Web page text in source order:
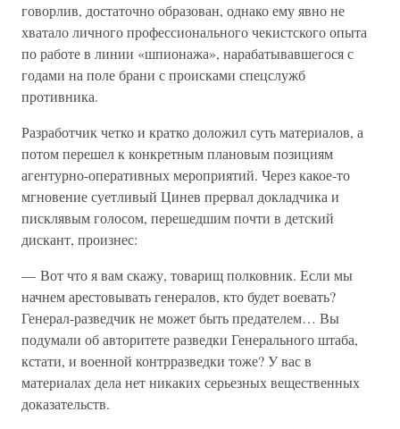
говорлив, достаточно образован, однако ему явно не
хватало личного профессионального чекистского опыта
по работе в линии «шпионажа», нарабатывавшегося с
годами на поле брани с происками спецслужб
противника.
Разработчик четко и кратко доложил суть материалов, а
потом перешел к конкретным плановым позициям
агентурно-оперативных мероприятий. Через какое-то
мгновение суетливый Цинев прервал докладчика и
писклявым голосом, перешедшим почти в детский
дискант, произнес:
— Вот что я вам скажу, товарищ полковник. Если мы
начнем арестовывать генералов, кто будет воевать?
Генерал-разведчик не может быть предателем… Вы
подумали об авторитете разведки Генерального штаба,
кстати, и военной контрразведки тоже? У вас в
материалах дела нет никаких серьезных вещественных
доказательств.